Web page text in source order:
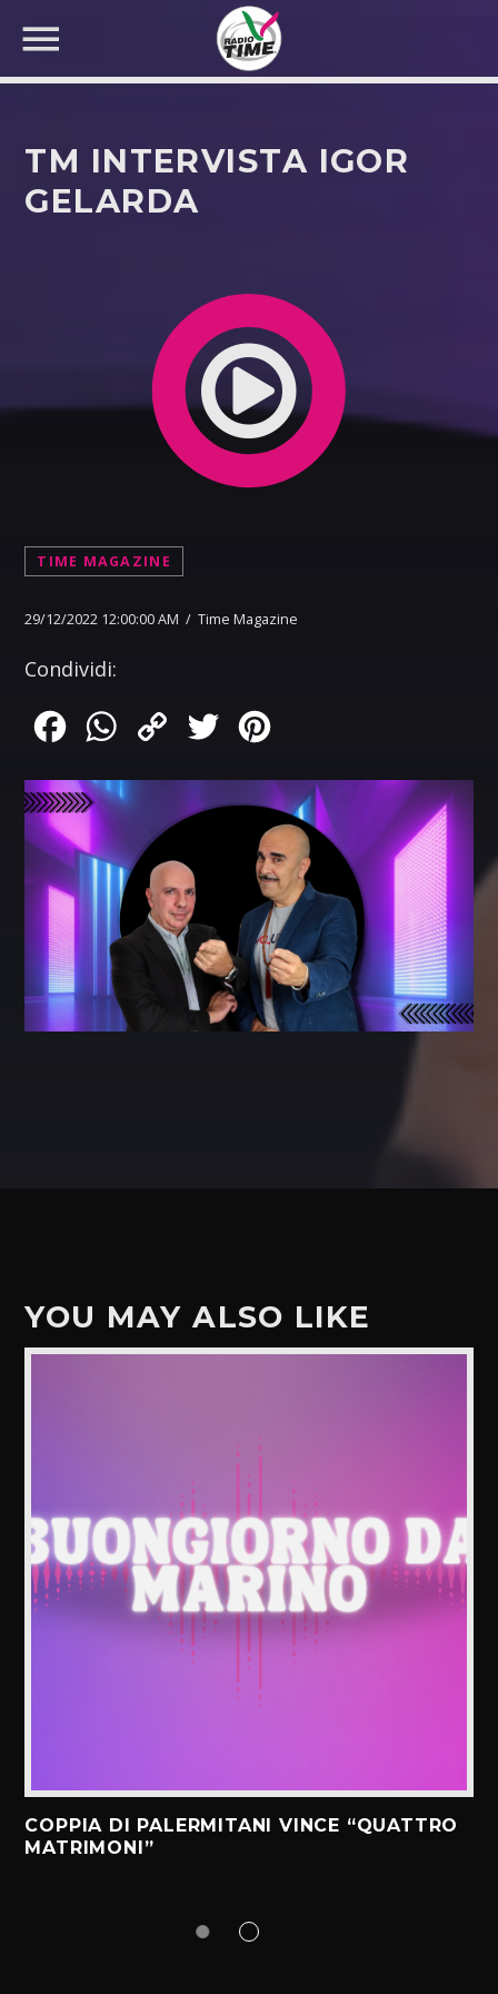
TM INTERVISTA IGOR
GELARDA
TIME MAGAZINE
29/12/2022 12:00:00 AM / Time Magazine
Condividi:
FacebookWhatsApp
Copy
Twitter
YOU MAY ALSO LIKE
COPPIA DI PALERMITANI VINCE “QUATTRO
MATRIMONI”